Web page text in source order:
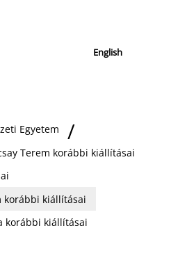
English
Egyetem
Terem korábbi kiállításai
korábbi kiállításai
korábbi kiállításai